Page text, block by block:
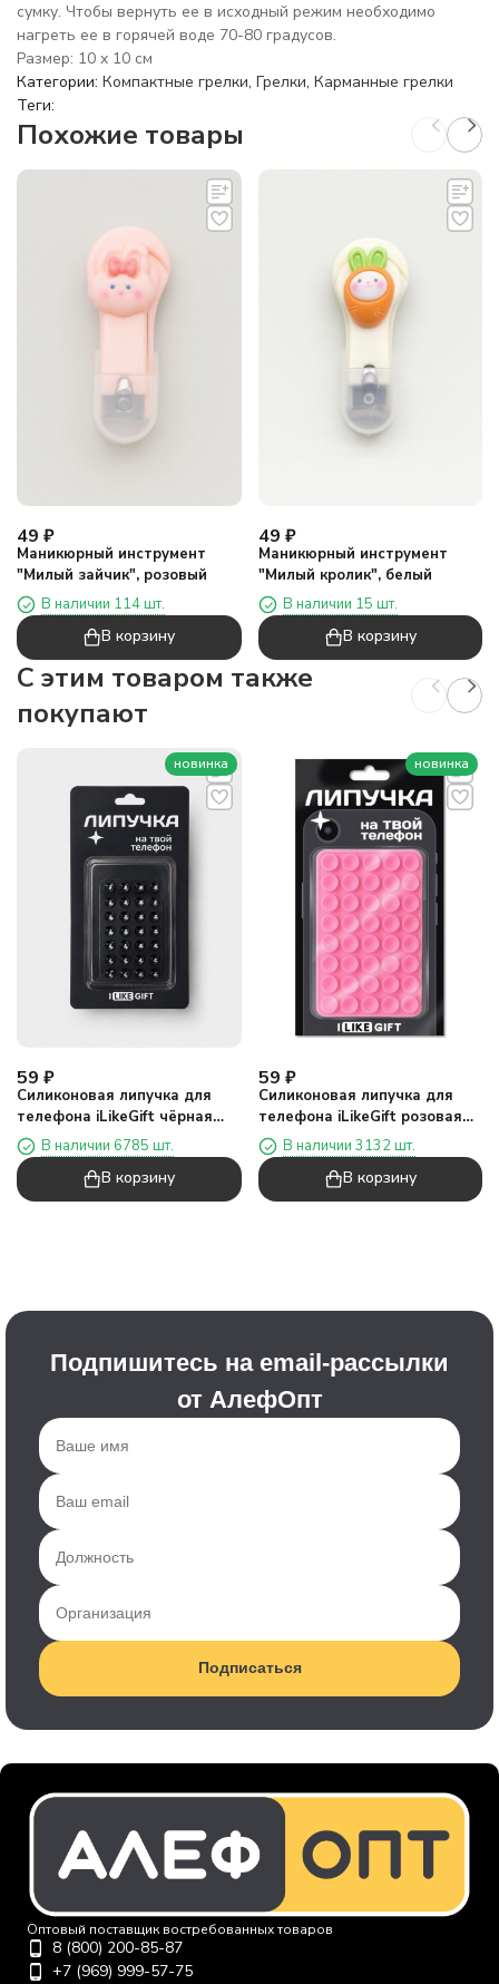
сумку. Чтобы вернуть ее в исходный режим необходимо
нагреть ее в горячей воде 70-80 градусов.
Размер: 10 x 10 см
Категории: Компактные грелки, Грелки, Карманные грелки
Теги:
Похожие товары
49 ₽
Маникюрный инструмент
"Милый зайчик", розовый
В наличии 114 шт.
В корзину
49 ₽
Маникюрный инструмент
"Милый кролик", белый
В наличии 15 шт.
В корзину
C этим товаром также
покупают
новинка
59 ₽
Силиконовая липучка для
телефона iLikeGift чёрная
(7,5 х 5,5 см)
В наличии 6785 шт.
В корзину
новинка
59 ₽
Силиконовая липучка для
телефона iLikeGift розовая
(10 х 6,5 см)
В наличии 3132 шт.
В корзину
Подпишитесь на email-рассылки
от АлефОпт
Подписаться
Оптовый поставщик востребованных товаров
8 (800) 200-85-87
+7 (969) 999-57-75